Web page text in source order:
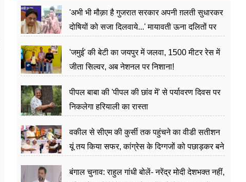
'अभी भी मौक़ा है गुजरात सरकार अपनी ग़लती सुधारकर
दोषियों को सजा दिलवाये...' मायावती ऊना दलितों पर
'जमुई' की बेटी का जयपुर में जलवा, 1500 मीटर रेस में
जीता सिल्वर, अब नेशनल पर निशाना!
पीपल बाबा की 'पीपल की छांव में' से पर्यावरण दिवस पर
निकलेगा हरियाली का रास्ता
वकील से सीएम की कुर्सी तक पहुंचने का वीडी सतीशन
यूं तय किया सफर, कांग्रेस के दिग्गजों को पछाड़कर बने
बंगाल चुनाव: राहुल गांधी बोलें- नरेंद्र मोदी देशभक्त नहीं,